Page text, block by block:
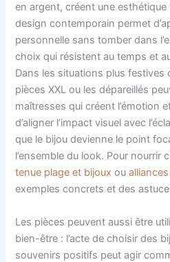
en argent, créent une
design contemporain permet
personnelle sans tomber dans
choix qui résistent au temps et
Dans les situations plus festives
pièces XXL ou les dépareillés
maîtresses qui créent l’émotion
d’aligner l’impact visuel avec
que le bijou devienne le point
l’ensemble du look. Pour nourrir
tenue plage et bijoux ou
exemples concrets et des
Les pièces peuvent aussi être
bien-être : l’acte de choisir des
souvenirs positifs peut agir